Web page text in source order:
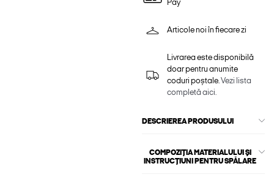
Pay
Articole noi în fiecare zi
Livrarea este disponibilă
doar pentru anumite
coduri poștale.Vezi lista
completă aici.
DESCRIEREA PRODUSULUI
COMPOZIȚIA MATERIALULUI ȘI
INSTRUCȚIUNI PENTRU SPĂLARE